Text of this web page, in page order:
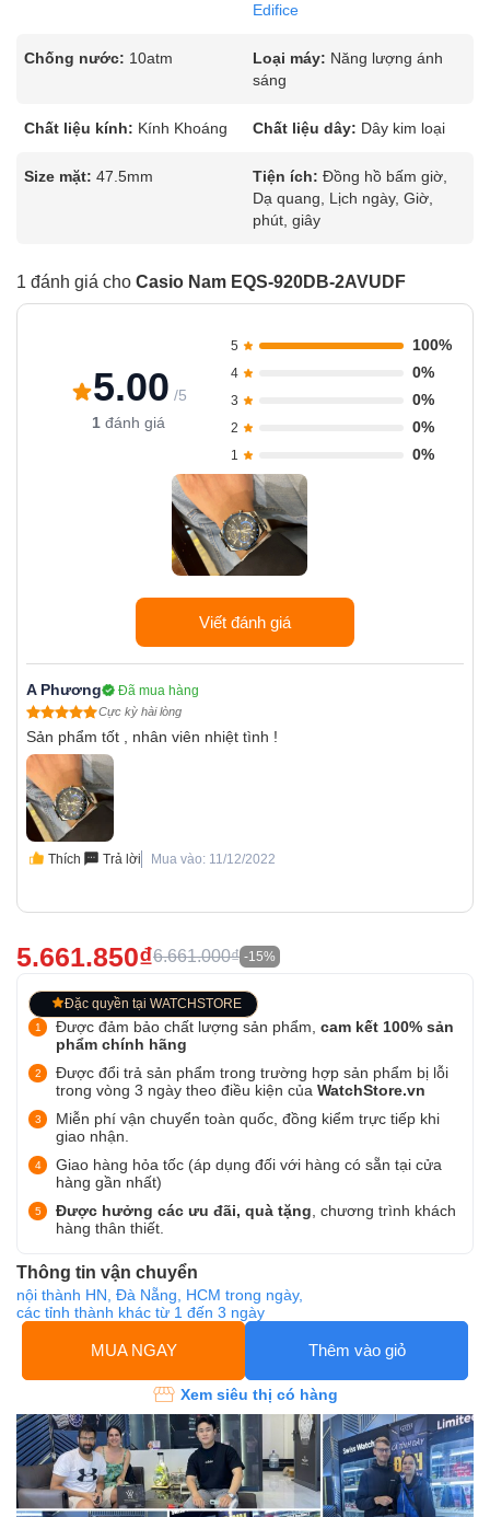
Edifice
Chống nước: 10atm Loại máy: Năng lượng ánh
sáng
Chất liệu kính: Kính Khoáng Chất liệu dây: Dây kim loại
Size mặt: 47.5mm Tiện ích: Đồng hồ bấm giờ,
Dạ quang, Lịch ngày, Giờ,
phút, giây
1 đánh giá cho Casio Nam EQS-920DB-2AVUDF
5.00 /5
1 đánh giá
5 100%
4 0%
3 0%
2 0%
1 0%
Viết đánh giá
A Phương Đã mua hàng
Cực kỳ hài lòng
Sản phẩm tốt , nhân viên nhiệt tình !
Thích Trả lời Mua vào: 11/12/2022
5.661.850₫6.661.000₫ -15%
Đặc quyền tại WATCHSTORE
Được đảm bảo chất lượng sản phẩm, cam kết 100% sản
phẩm chính hãng
Được đổi trả sản phẩm trong trường hợp sản phẩm bị lỗi
trong vòng 3 ngày theo điều kiện của WatchStore.vn
Miễn phí vận chuyển toàn quốc, đồng kiểm trực tiếp khi
giao nhận.
Giao hàng hỏa tốc (áp dụng đối với hàng có sẵn tại cửa
hàng gần nhất)
Được hưởng các ưu đãi, quà tặng , chương trình khách
hàng thân thiết.
Thông tin vận chuyển
nội thành HN, Đà Nẵng, HCM trong ngày,
các tỉnh thành khác từ 1 đến 3 ngày
MUA NGAY Thêm vào giỏ
Xem siêu thị có hàng